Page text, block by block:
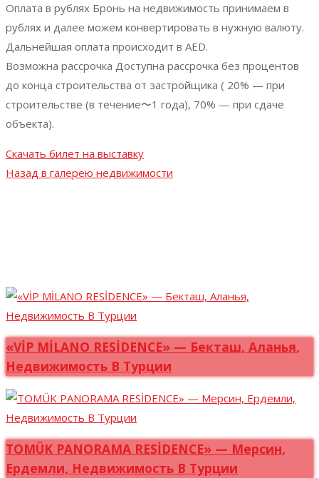
Оплата в рублях Бронь на недвижимость принимаем в
рублях и далее можем конвертировать в нужную валюту.
Дальнейшая оплата происходит в AED.
Возможна рассрочка Доступна рассрочка без процентов
до конца строительства от застройщика ( 20% — при
строительстве (в течение〜1 года), 70% — при сдаче
объекта).
Скачать билет на выставку
Назад в галерею недвижимости
«VİP MİLANO RESİDENCE» — Бекташ, Аланья,
Недвижимость В Турции
TOMÜK PANORAMA RESİDENCE» — Мерсин,
Ердемли, Недвижимость В Турции